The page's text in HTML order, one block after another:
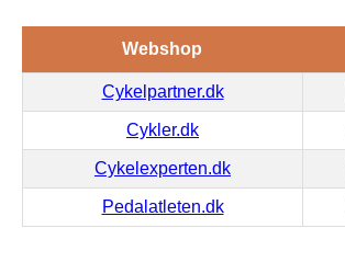
Webshop
Cykelpartner.dk
Cykler.dk
Cykelexperten.dk
Pedalatleten.dk